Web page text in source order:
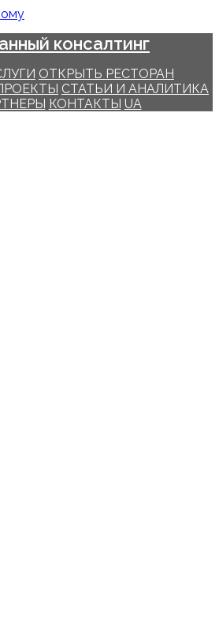
консалтинг
ОТКРЫТЬ РЕСТОРАН
СТАТЬИ И АНАЛИТИКА
КОНТАКТЫ UA